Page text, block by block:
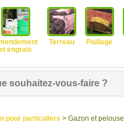
engrais
Terreau Paillage
souhaitez-vous-faire ?
pour particuliers > Gazon et pelouse